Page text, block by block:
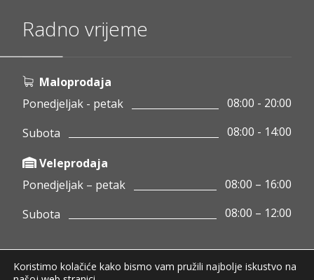
Radno vrijeme
Maloprodaja
Ponedjeljak - petak
08:00 - 20:00
Subota
08:00 - 14:00
Veleprodaja
Ponedjeljak – petak
08:00 – 16:00
Subota
08:00 – 12:00
Koristimo kolačiće kako bismo vam pružili najbolje iskustvo na